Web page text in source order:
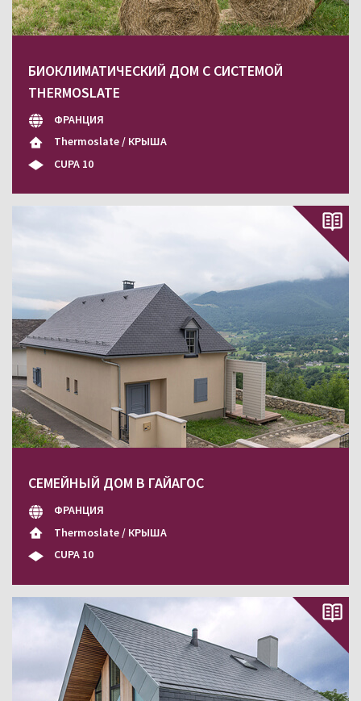
БИОКЛИМАТИЧЕСКИЙ ДОМ С СИСТЕМОЙ
THERMOSLATE
ФРАНЦИЯ
Thermoslate / КРЫША
CUPA 10
СЕМЕЙНЫЙ ДОМ В ГАЙАГОС
ФРАНЦИЯ
Thermoslate / КРЫША
CUPA 10